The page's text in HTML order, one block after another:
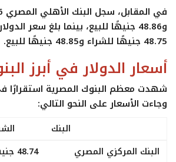
في المقابل، سجل البنك الأهلي المصري
و48.86 جنيهًا للبيع ، بينما بلغ سعر
48.75 جنيهًا للشراء
و48.85 جنيهًا للبيع .
أسعار الدولار في أبرز
شهدت معظم البنوك المصرية استقرارًا
وجاءت الأسعار على النحو التالي:
البنك
البنك المركزي المصري
48.74 جنيه